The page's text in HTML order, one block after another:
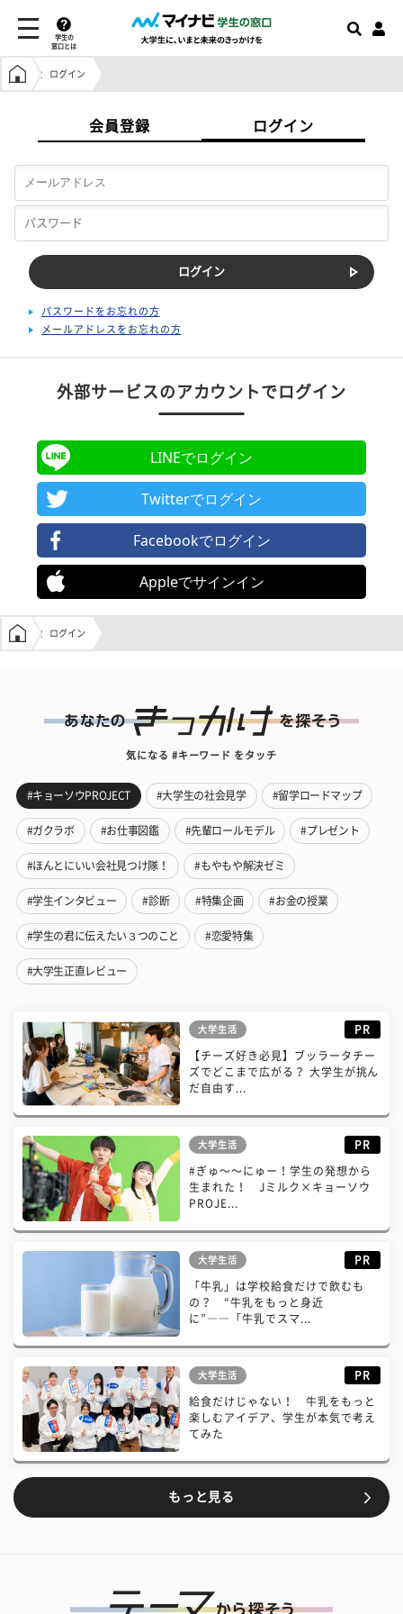
学生の
窓口とは
学生の窓口トップ
ログイン
会員登録 ログイン
パスワードをお忘れの方
メールアドレスをお忘れの方
外部サービスのアカウントでログイン
LINEでログイン
Twitterでログイン
Facebookでログイン
Appleでサインイン
学生の窓口トップ
ログイン
気になる #キーワード をタッチ
#キョーソウPROJECT #大学生の社会見学 #留学ロードマップ
#ガクラボ #お仕事図鑑 #先輩ロールモデル #プレゼント
#ほんとにいい会社見つけ隊！ #もやもや解決ゼミ
#学生インタビュー #診断 #特集企画 #お金の授業
#学生の君に伝えたい３つのこと #恋愛特集
#大学生正直レビュー
大学生活 PR
【チーズ好き必見】ブッラータチー
ズでどこまで広がる？ 大学生が挑ん
だ自由す...
大学生活 PR
#ぎゅ〜〜にゅー！学生の発想から
生まれた！ Jミルク×キョーソウ
PROJE...
大学生活 PR
「牛乳」は学校給食だけで飲むも
の？ “牛乳をもっと身近
に”――「牛乳でスマ...
大学生活 PR
給食だけじゃない！ 牛乳をもっと
楽しむアイデア、学生が本気で考え
てみた
もっと見る